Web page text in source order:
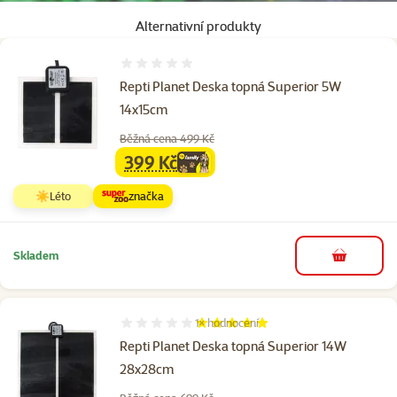
Alternativní produkty
Repti Planet Deska topná Superior 5W
14x15cm
Běžná cena 499 Kč
familycena
399 Kč
☀️Léto značka
Skladem do košíku
Repti Planet Deska topná Superior 14W
28x28cm
Hodnocení 100%, počet hodnocení: 1
1×hodnocení